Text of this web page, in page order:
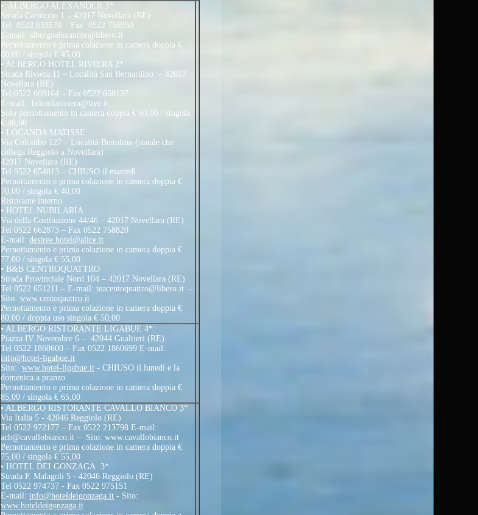
• ALBERGO ALEXANDER 3*
Strada Cartoccio 1 – 42017 Novellara (RE)
Tel 0522 653570 – Fax 0522 756950
E-mail: albergoalexander@libero.it
Pernottamento e prima colazione in camera doppia €
60,00 / singola € 45,00
• ALBERGO HOTEL RIVIERA 2*
Strada Riviera 11 – Località San Bernardino – 42017
Novellara (RE)
Tel 0522 668164 – Fax 0522 668137
E-mail: briciolariviera@live.it
Solo pernottamento in camera doppia € 60,00 / singola
€ 40,00
• LOCANDA MATISSE
Via Colombo 127 – Località Bettolino (statale che
collega Reggiolo a Novellara)
42017 Novellara (RE)
Tel 0522 654813 – CHIUSO il martedì
Pernottamento e prima colazione in camera doppia €
70,00 / singola € 40,00
Ristorante interno
• HOTEL NUBILARIA
Via della Costituzione 44/46 – 42017 Novellara (RE)
Tel 0522 662873 – Fax 0522 758820
E-mail: desiree.hotel@alice.it
Pernottamento e prima colazione in camera doppia €
77,00 / singola € 55,00
• B&B CENTROQUATTRO
Strada Provinciale Nord 104 – 42017 Novellara (RE)
Tel 0522 651211 – E-mail: teacentoquattro@libero.it -
Sito: www.centoquattro.it
Pernottamento e prima colazione in camera doppia €
80,00 / doppia uso singola € 50,00
• ALBERGO RISTORANTE LIGABUE 4*
Piazza IV Novembre 6 – 42044 Gualtieri (RE)
Tel 0522 1860600 – Fax 0522 1860699 E-mail:
info@hotel-ligabue.it
Sito: www.hotel-ligabue.it - CHIUSO il lunedì e la
domenica a pranzo
Pernottamento e prima colazione in camera doppia €
85,00 / singola € 65,00
• ALBERGO RISTORANTE CAVALLO BIANCO 3*
Via Italia 5 - 42046 Reggiolo (RE)
Tel 0522 972177 – Fax 0522 213798 E-mail:
acb@cavallobianco.it – Sito: www.cavallobianco.it
Pernottamento e prima colazione in camera doppia €
75,00 / singola € 55,00
• HOTEL DEI GONZAGA 3*
Strada P. Malagoli 5 - 42046 Reggiolo (RE)
Tel 0522 974737 - Fax 0522 975151
E-mail: info@hoteldeigonzaga.it - Sito:
www.hoteldeigonzaga.it